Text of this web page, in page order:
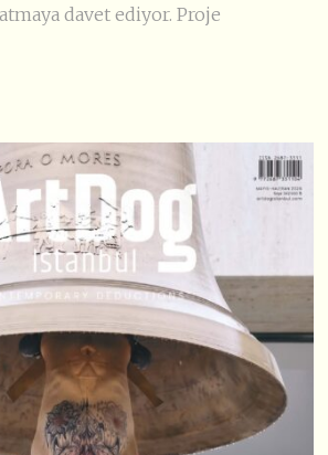
davet ediyor. Proje